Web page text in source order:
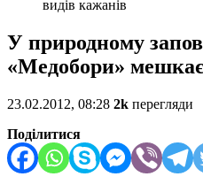
видів кажанів
У природному
«Медобори»
23.02.2012, 08:28 2k перегляди
Поділитися